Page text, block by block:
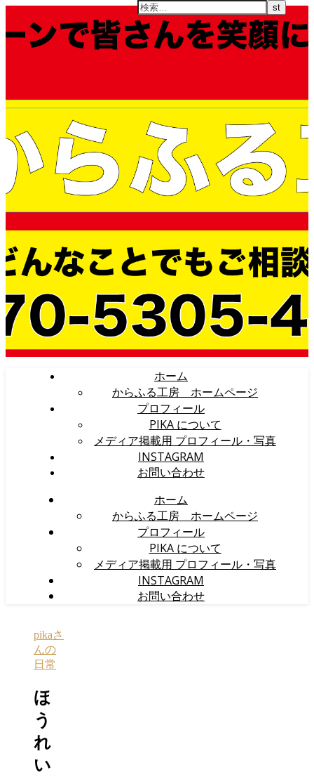
ホーム
からふる工房 ホームページ
プロフィール
PIKA について
メディア掲載用 プロフィール・写真
INSTAGRAM
お問い合わせ
ホーム
からふる工房 ホームページ
プロフィール
PIKA について
メディア掲載用 プロフィール・写真
INSTAGRAM
お問い合わせ
pikaさ
んの
日常
ほ
う
れ
い